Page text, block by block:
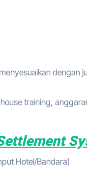
dengan
training,
Hotel/Bandara)